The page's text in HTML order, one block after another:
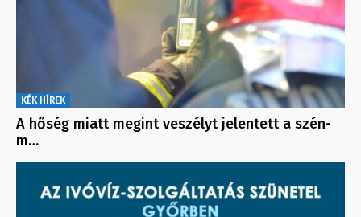
KÉK HÍREK
A hőség miatt megint veszélyt jelentett a szén-
m…